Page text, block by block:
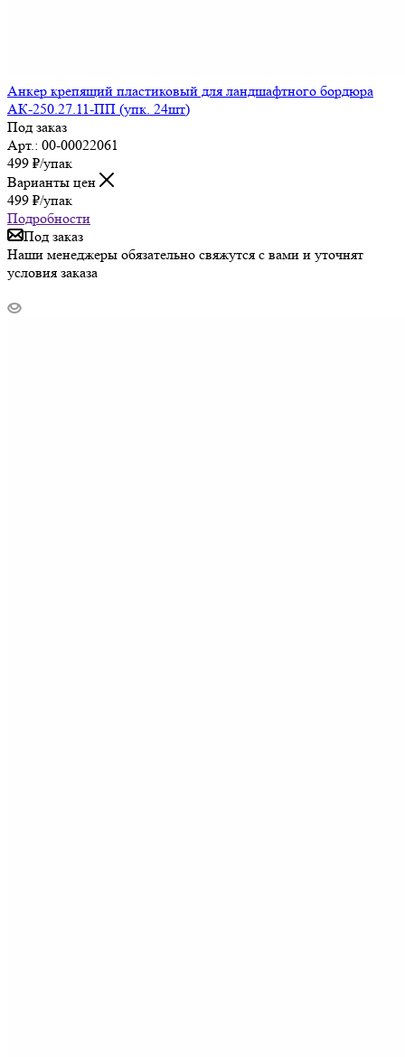
Анкер крепящий пластиковый для ландшафтного бордюра
АК-250.27.11-ПП (упк. 24шт)
Под заказ
Арт.: 00-00022061
499 ₽/упак
Варианты цен
499 ₽/упак
Подробности
Под заказ
Наши менеджеры обязательно свяжутся с вами и уточнят
условия заказа